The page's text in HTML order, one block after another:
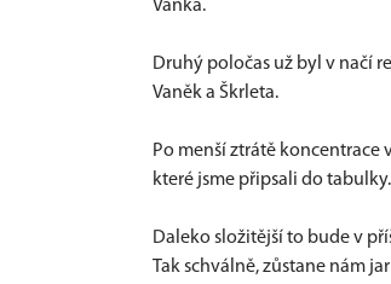
Vaňka.
Druhý poločas už byl v načí
Vaněk a Škrleta.
Po menší ztrátě
které jsme připsali do tabulky.
Daleko složitější to bude v
Tak schválně, zůstane nám